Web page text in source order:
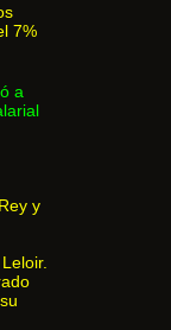
7%
a
y